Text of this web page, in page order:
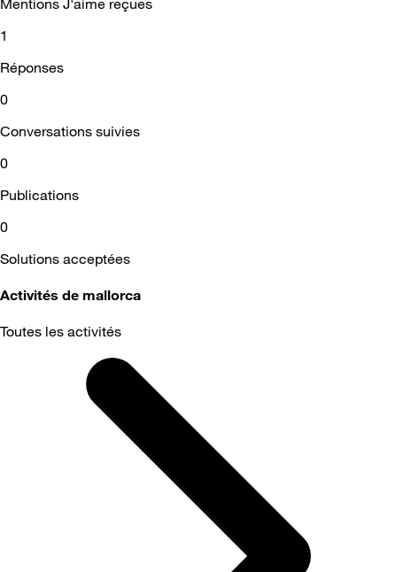
1
Réponses
0
Conversations suivies
0
Publications
0
Solutions acceptées
Activités de mallorca
Toutes les activités